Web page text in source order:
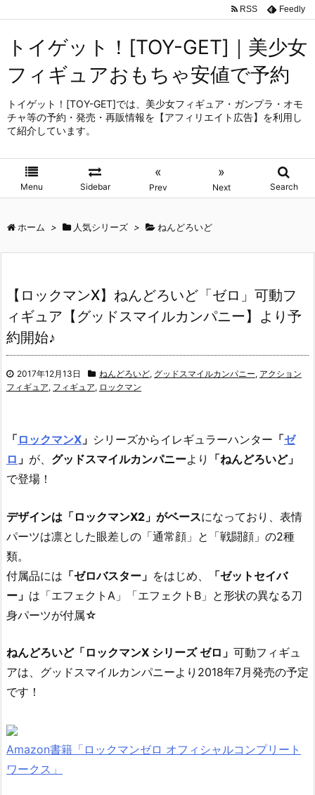
トイゲット！[TOY-GET]｜美少女
フィギュアおもちゃ安値で予約
トイゲット！[TOY-GET]では、美少女フィギュア・ガンプラ・オモ
チャ等の予約・発売・再販情報を【アフィリエイト広告】を利用し
て紹介しています。
Menu Sidebar
«
Prev
»
Next Search
RSS Feedly
ホーム > 人気シリーズ > ねんどろいど
【ロックマンX】ねんどろいど「ゼロ」可動フ
ィギュア【グッドスマイルカンパニー】より予
約開始♪
2017年12月13日 ねんどろいど, グッドスマイルカンパニー, アクション
フィギュア, フィギュア, ロックマン
「 ロックマンX 」 シリーズからイレギュラーハンター 「ゼ
ロ 」 が、 グッドスマイルカンパニーより
「ねんどろいど」
で登場！
デザインは「ロックマンX2」がベースになっており、表情
パーツは凛とした眼差しの「通常顔」と「戦闘顔」の2種
類。
付属品には 「ゼロバスター」 をはじめ、
「ゼットセイバ
ー」 は「エフェクトA」「エフェクトB」と形状の異なる刀
身パーツが付属☆
ねんどろいど「ロックマンX シリーズ ゼロ」 可動フィギュ
アは、グッドスマイルカンパニーより2018年7月発売の予定
です！
Amazon書籍「ロックマンゼロ オフィシャルコンプリート
ワークス」